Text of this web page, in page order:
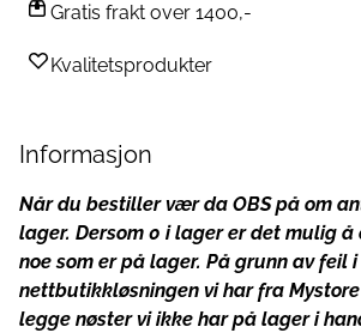
Gratis frakt over 1400,-
Kvalitetsprodukter
Informasjon
Når du bestiller vær da OBS på om
lager. Dersom 0 i lager er det mulig
noe som er på lager. På grunn av feil i
nettbutikkløsningen vi har fra
legge nøster vi ikke har på lager i